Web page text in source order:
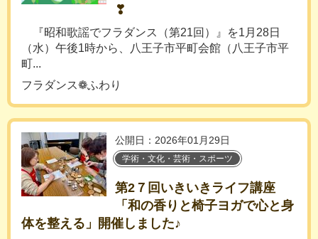
❣
『昭和歌謡でフラダンス（第21回）』を1月28日
（水）午後1時から、八王子市平町会館（八王子市平
町...
フラダンス❁ふわり
公開日：2026年01月29日
学術・文化・芸術・スポーツ
第2７回いきいきライフ講座
「和の香りと椅子ヨガで心と身
体を整える」開催しました♪